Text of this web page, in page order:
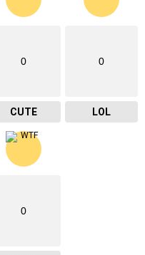
0
CUTE
0
LOL
0